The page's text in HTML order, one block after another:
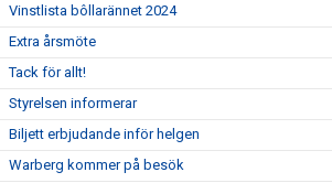
Vinstlista bôllarännet 2024
Extra årsmöte
Tack för allt!
Styrelsen informerar
Biljett erbjudande inför helgen
Warberg kommer på besök